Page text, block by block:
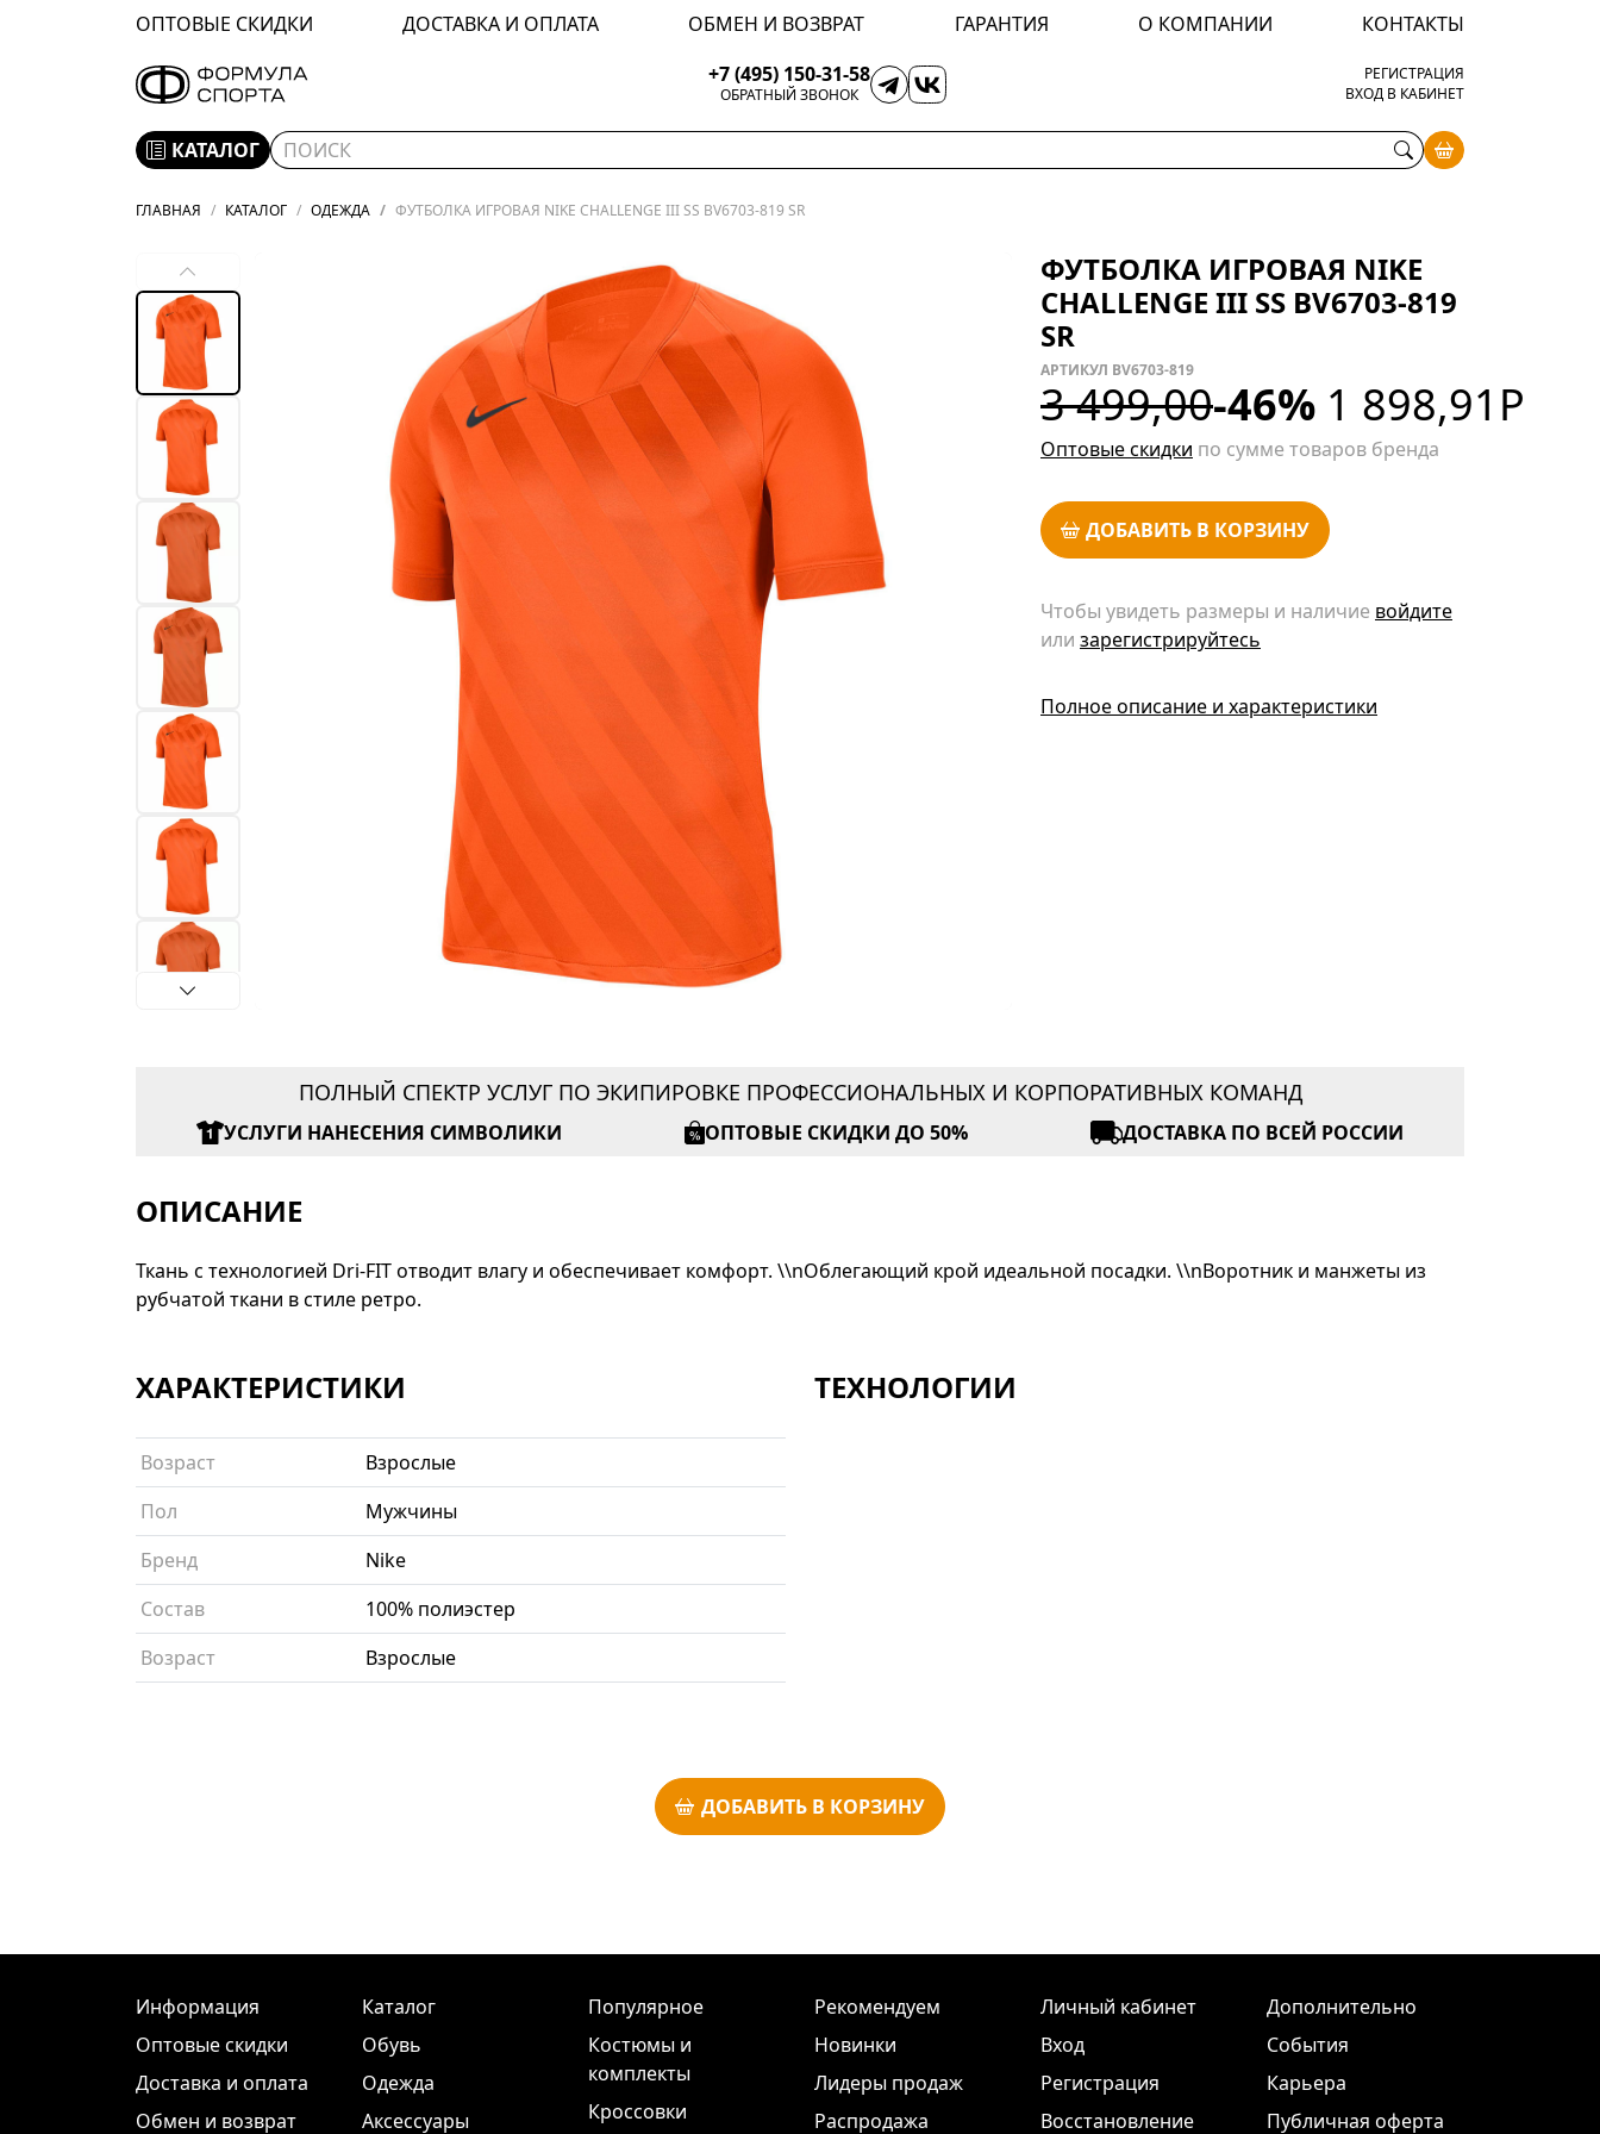
ОПТОВЫЕ СКИДКИ ДОСТАВКА И ОПЛАТА ОБМЕН И ВОЗВРАТ ГАРАНТИЯ О КОМПАНИИ
КОНТАКТЫ
+7 (495) 150-31-58
ОБРАТНЫЙ ЗВОНОК
РЕГИСТРАЦИЯ
ВХОД В КАБИНЕТ
КАТАЛОГ
ГЛАВНАЯ КАТАЛОГ ОДЕЖДА ФУТБОЛКА ИГРОВАЯ NIKE CHALLENGE III SS BV6703-819 SR
ФУТБОЛКА ИГРОВАЯ NIKE
CHALLENGE III SS BV6703-819
SR
АРТИКУЛ BV6703-819
3 499,00-46% 1 898,91 Р
Оптовые скидки по сумме товаров бренда
ДОБАВИТЬ В КОРЗИНУ
Чтобы увидеть размеры и наличие войдите
или зарегистрируйтесь
Полное описание и характеристики
ПОЛНЫЙ СПЕКТР УСЛУГ ПО ЭКИПИРОВКЕ ПРОФЕССИОНАЛЬНЫХ И КОРПОРАТИВНЫХ КОМАНД
УСЛУГИ НАНЕСЕНИЯ СИМВОЛИКИ ОПТОВЫЕ СКИДКИ ДО 50% ДОСТАВКА ПО ВСЕЙ РОССИИ
ОПИСАНИЕ
Ткань с технологией Dri-FIT отводит влагу и обеспечивает комфорт. \\nОблегающий крой идеальной посадки. \\nВоротник и манжеты из
рубчатой ткани в стиле ретро.
ХАРАКТЕРИСТИКИ
Возраст
Взрослые
Пол
Мужчины
Бренд
Nike
Состав
100% полиэстер
Возраст
Взрослые
ТЕХНОЛОГИИ
ДОБАВИТЬ В КОРЗИНУ
Информация
Оптовые скидки
Доставка и оплата
Обмен и возврат
Каталог
Обувь
Одежда
Аксессуары
Популярное
Костюмы и
комплекты
Кроссовки
Рекомендуем
Новинки
Лидеры продаж
Распродажа
Личный кабинет
Вход
Регистрация
Восстановление
Дополнительно
События
Карьера
Публичная оферта